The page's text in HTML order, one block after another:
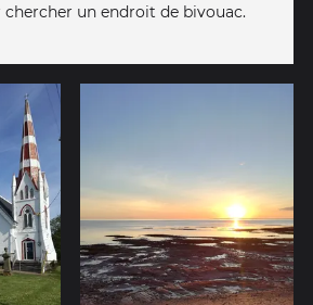
chercher un endroit de bivouac.